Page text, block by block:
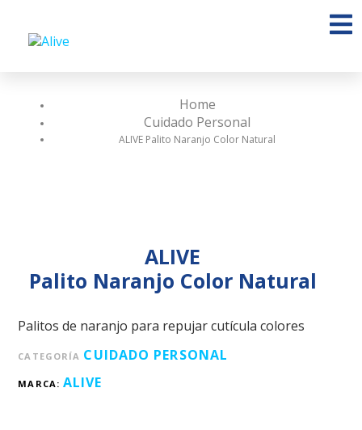
Home
Cuidado Personal
ALIVE Palito Naranjo Color Natural
ALIVE
Palito Naranjo Color Natural
Palitos de naranjo para repujar cutícula colores
CATEGORÍA CUIDADO PERSONAL
MARCA:ALIVE